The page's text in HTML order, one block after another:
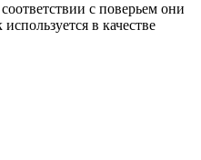
с поверьем они
в качестве